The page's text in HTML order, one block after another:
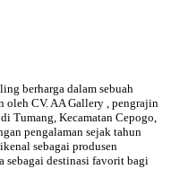
berharga dalam sebuah
CV. AA Gallery , pengrajin
Tumang, Kecamatan Cepogo,
pengalaman sejak tahun
sebagai produsen
destinasi favorit bagi